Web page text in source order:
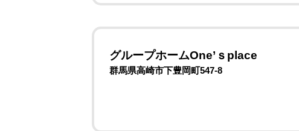
グループホームOne’ｓplace
群馬県高崎市下豊岡町547-8